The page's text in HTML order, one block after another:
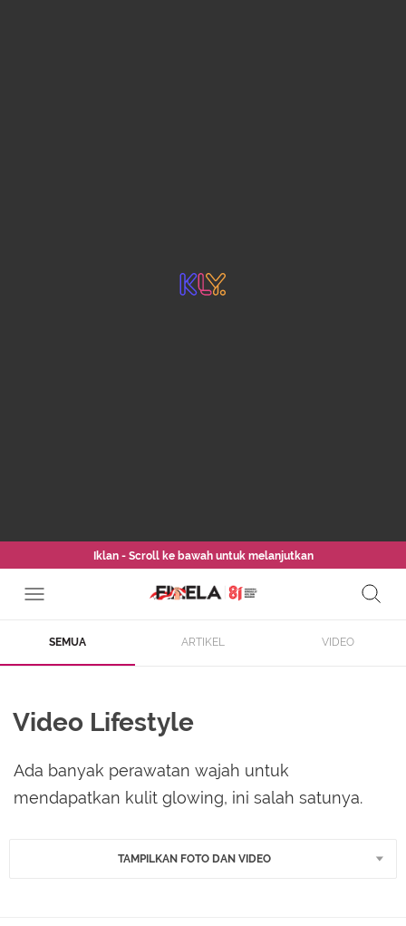
Iklan - Scroll ke bawah untuk melanjutkan
SEMUA ARTIKEL VIDEO
Video Lifestyle
Ada banyak perawatan wajah untuk
mendapatkan kulit glowing, ini salah satunya.
TAMPILKAN FOTO DAN VIDEO